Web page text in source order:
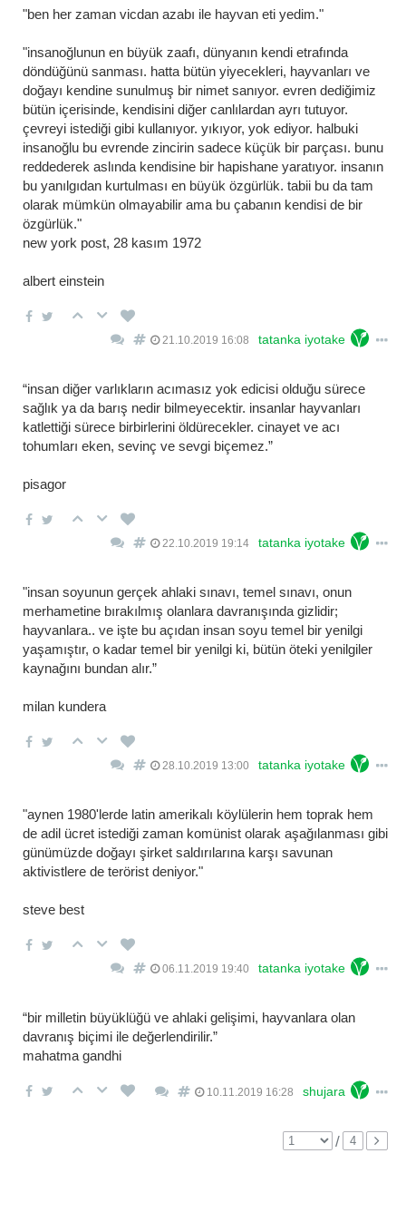
"ben her zaman vicdan azabı ile hayvan eti yedim."
"i̇nsanoğlunun en büyük zaafı, dünyanın kendi etrafında
döndüğünü sanması. hatta bütün yiyecekleri, hayvanları ve
doğayı kendine sunulmuş bir nimet sanıyor. evren dediğimiz
bütün içerisinde, kendisini diğer canlılardan ayrı tutuyor.
çevreyi istediği gibi kullanıyor. yıkıyor, yok ediyor. halbuki
insanoğlu bu evrende zincirin sadece küçük bir parçası. bunu
reddederek aslında kendisine bir hapishane yaratıyor. i̇nsanın
bu yanılgıdan kurtulması en büyük özgürlük. tabii bu da tam
olarak mümkün olmayabilir ama bu çabanın kendisi de bir
özgürlük."
new york post, 28 kasım 1972
albert einstein
21.10.2019 16:08 tatanka iyotake
“i̇nsan diğer varlıkların acımasız yok edicisi olduğu sürece
sağlık ya da barış nedir bilmeyecektir. i̇nsanlar hayvanları
katlettiği sürece birbirlerini öldürecekler. cinayet ve acı
tohumları eken, sevinç ve sevgi biçemez.”
pisagor
22.10.2019 19:14 tatanka iyotake
"i̇nsan soyunun gerçek ahlaki sınavı, temel sınavı, onun
merhametine bırakılmış olanlara davranışında gizlidir;
hayvanlara.. ve işte bu açıdan insan soyu temel bir yenilgi
yaşamıştır, o kadar temel bir yenilgi ki, bütün öteki yenilgiler
kaynağını bundan alır.”
milan kundera
28.10.2019 13:00 tatanka iyotake
"aynen 1980'lerde latin amerikalı köylülerin hem toprak hem
de adil ücret istediği zaman komünist olarak aşağılanması gibi
günümüzde doğayı şirket saldırılarına karşı savunan
aktivistlere de terörist deniyor."
steve best
06.11.2019 19:40 tatanka iyotake
“bir milletin büyüklüğü ve ahlaki gelişimi, hayvanlara olan
davranış biçimi ile değerlendirilir.”
mahatma gandhi
10.11.2019 16:28 shujara
/ 4